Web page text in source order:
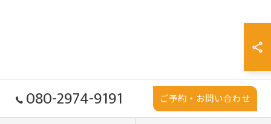
080-2974-9191 ご予約・お問い合わせ